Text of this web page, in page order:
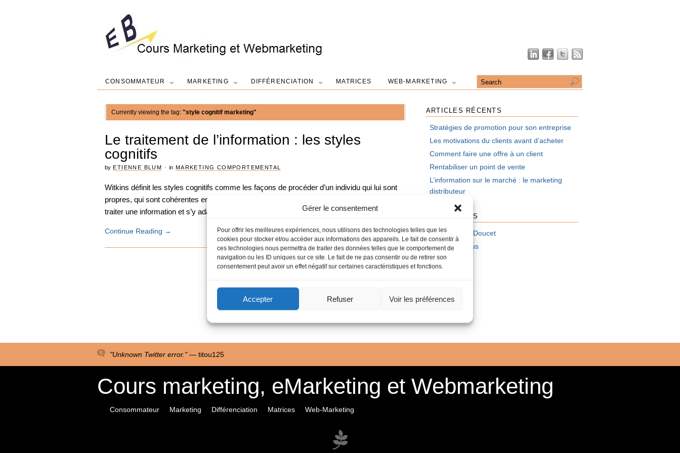
Gérer le consentement
Pour offrir les meilleures expériences, nous utilisons des technologies telles que les
cookies pour stocker et/ou accéder aux informations des appareils. Le fait de consentir à
ces technologies nous permettra de traiter des données telles que le comportement de
navigation ou les ID uniques sur ce site. Le fait de ne pas consentir ou de retirer son
consentement peut avoir un effet négatif sur certaines caractéristiques et fonctions.
Accepter Refuser Voir les préférences
CONSOMMATEUR MARKETING DIFFÉRENCIATION MATRICES WEB-MARKETING
Currently viewing the tag: "style cognitif marketing"
Le traitement de l’information : les styles
cognitifs
by ETIENNE BLUM ·in MARKETING COMPORTEMENTAL
Witkins définit les styles cognitifs comme les façons de procéder d’un individu qui lui sont
propres, qui sont cohérentes en elles-mêmes, qui relèvent de la sphère cognitive et pour
traiter une information et s’y adapter…
Continue Reading →
ARTICLES RÉCENTS
Stratégies de promotion pour son entreprise
Les motivations du clients avant d’acheter
Comment faire une offre à un client
Rentabiliser un point de vente
L’information sur le marché : le marketing
distributeur
LES AUTEURS
Anne-Sophie Doucet
contactez-nous
Elise Blaise
"Unknown Twitter error." — titou125
Cours marketing, eMarketing et Webmarketing
Consommateur Marketing Différenciation Matrices Web-Marketing